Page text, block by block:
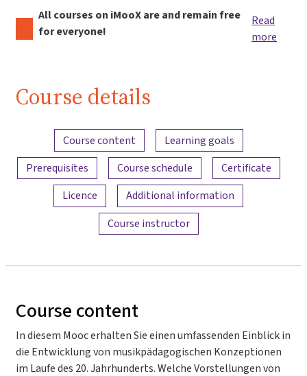
All courses on iMooX are and remain free
for everyone!
Read
more
Course details
Content overview
Course content
Learning goals
Prerequisites
Course schedule
Certificate
Licence
Additional information
Course instructor
Course content
In diesem Mooc erhalten Sie einen umfassenden Einblick in
die Entwicklung von musikpädagogischen Konzeptionen
im Laufe des 20. Jahrhunderts. Welche Vorstellungen von